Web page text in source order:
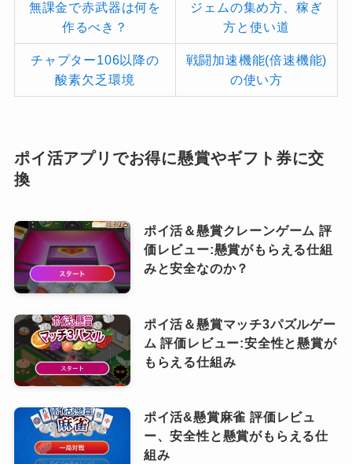
無課金で赤武器は何を
作るべき？
ジェムの集め方、稼ぎ
方と使い道
チャプター106以降の
酸素欠乏環境
戦闘加速機能(倍速機能)
の使い方
ポイ活アプリでお得に懸賞やギフト券に交
換
ポイ活＆懸賞クレーンゲーム 評
価レビュー:懸賞がもらえる仕組
みと安全なのか？
ポイ活＆懸賞マッチ3パズルゲー
ム 評価レビュー:安全性と懸賞が
もらえる仕組み
ポイ活&懸賞麻雀 評価レビュ
ー、安全性と懸賞がもらえる仕
組み